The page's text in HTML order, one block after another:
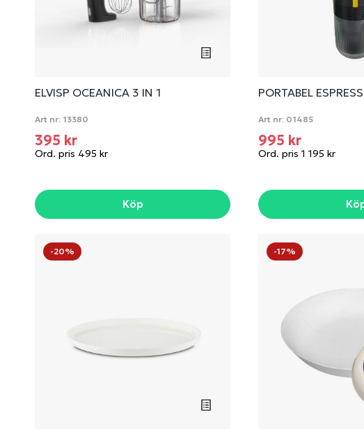
ELVISP OCEANICA 3 IN 1
Art nr: 13380
395 kr
Ord. pris 495 kr
Köp
PORTABEL
Art nr: 01485
995 kr
Ord. pris 1 195 kr
-20% -17%